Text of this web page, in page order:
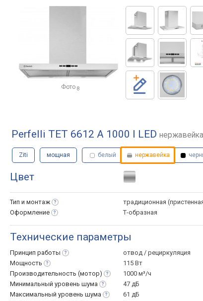
Фото 8
Perfelli TET 6612 A 1000 I LED нержавейка
Ziti мощная белый нержавейка
Цвет
Тип и монтаж
традиционная
Оформление
Т-образная
Технические параметры
Принцип работы
отвод / рециркуляция
Мощность
115 Вт
Производительность (мотор)
1000 м³/ч
Минимальный уровень шума
47 дБ
Максимальный уровень шума
61 дБ